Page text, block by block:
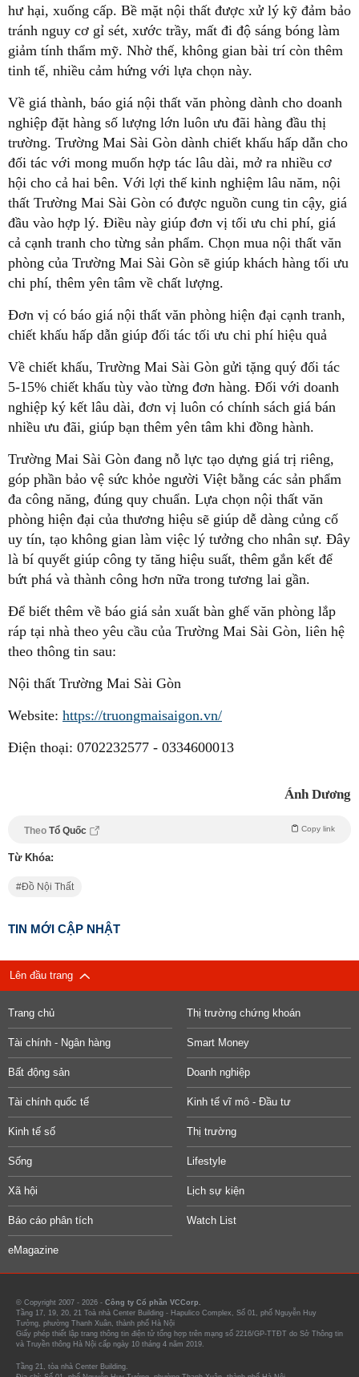
hư hại, xuống cấp. Bề mặt nội thất được xử lý kỹ đảm bảo
tránh nguy cơ gỉ sét, xước trầy, mất đi độ sáng bóng làm
giảm tính thẩm mỹ. Nhờ thế, không gian bài trí còn thêm
tinh tế, nhiều cảm hứng với lựa chọn này.
Về giá thành, báo giá nội thất văn phòng dành cho doanh
nghiệp đặt hàng số lượng lớn luôn ưu đãi hàng đầu thị
trường. Trường Mai Sài Gòn dành chiết khấu hấp dẫn cho
đối tác với mong muốn hợp tác lâu dài, mở ra nhiều cơ
hội cho cả hai bên. Với lợi thế kinh nghiệm lâu năm, nội
thất Trường Mai Sài Gòn có được nguồn cung tin cậy, giá
đầu vào hợp lý. Điều này giúp đơn vị tối ưu chi phí, giá
cả cạnh tranh cho từng sản phẩm. Chọn mua nội thất văn
phòng của Trường Mai Sài Gòn sẽ giúp khách hàng tối ưu
chi phí, thêm yên tâm về chất lượng.
Đơn vị có báo giá nội thất văn phòng hiện đại cạnh tranh,
chiết khấu hấp dẫn giúp đối tác tối ưu chi phí hiệu quả
Về chiết khấu, Trường Mai Sài Gòn gửi tặng quý đối tác
5-15% chiết khấu tùy vào từng đơn hàng. Đối với doanh
nghiệp ký kết lâu dài, đơn vị luôn có chính sách giá bán
nhiều ưu đãi, giúp bạn thêm yên tâm khi đồng hành.
Trường Mai Sài Gòn đang nỗ lực tạo dựng giá trị riêng,
góp phần bảo vệ sức khỏe người Việt bằng các sản phẩm
đa công năng, đúng quy chuẩn. Lựa chọn nội thất văn
phòng hiện đại của thương hiệu sẽ giúp dễ dàng củng cố
uy tín, tạo không gian làm việc lý tưởng cho nhân sự. Đây
là bí quyết giúp công ty tăng hiệu suất, thêm gắn kết để
bứt phá và thành công hơn nữa trong tương lai gần.
Để biết thêm về báo giá sản xuất bàn ghế văn phòng lắp
ráp tại nhà theo yêu cầu của Trường Mai Sài Gòn, liên hệ
theo thông tin sau:
Nội thất Trường Mai Sài Gòn
Website: https://truongmaisaigon.vn/
Điện thoại: 0702232577 - 0334600013
Ánh Dương
Theo Tổ Quốc Copy link
Từ Khóa:
Đồ Nội Thất
TIN MỚI CẬP NHẬT
Lên đầu trang
Trang chủ Thị trường chứng khoán
Tài chính - Ngân hàng Smart Money
Bất động sản Doanh nghiệp
Tài chính quốc tế Kinh tế vĩ mô - Đầu tư
Kinh tế số Thị trường
Sống Lifestyle
Xã hội Lịch sự kiện
Báo cáo phân tích Watch List
eMagazine
© Copyright 2007 - 2026 - Công ty Cổ phần VCCorp.
Tầng 17, 19, 20, 21 Toà nhà Center Building - Hapulico Complex, Số 01, phố Nguyễn Huy
Tưởng, phường Thanh Xuân, thành phố Hà Nội
Giấy phép thiết lập trang thông tin điện tử tổng hợp trên mạng số 2216/GP-TTĐT do Sở Thông tin
và Truyền thông Hà Nội cấp ngày 10 tháng 4 năm 2019.
Tầng 21, tòa nhà Center Building.